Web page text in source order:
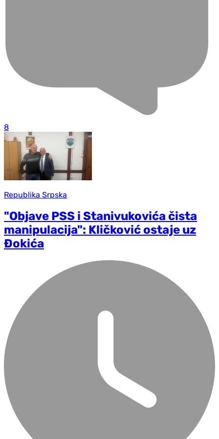
8
Republika Srpska
"Objave PSS i Stanivukovića čista
manipulacija": Kličković ostaje uz
Đokića